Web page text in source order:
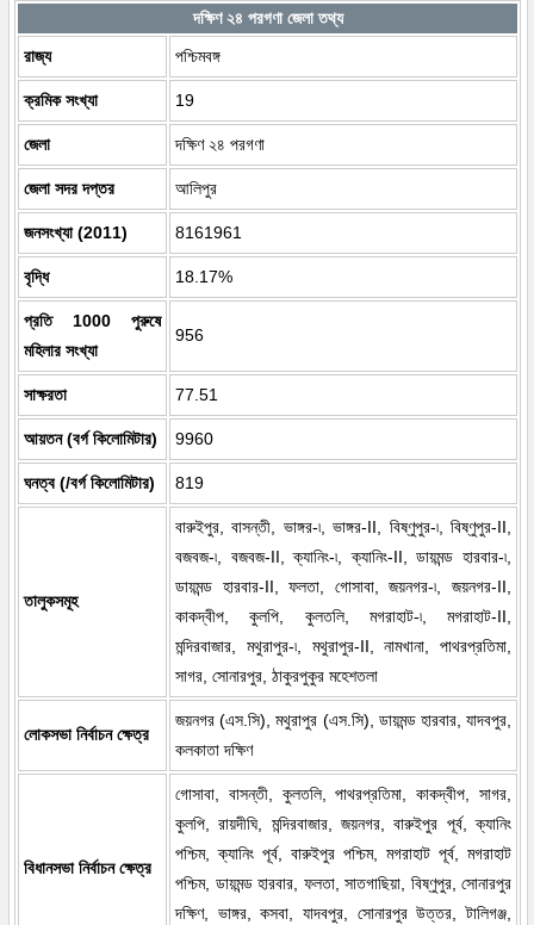
দক্ষিণ ২৪ পরগণা জেলা তথ্য
রাজ্য
পশ্চিমবঙ্গ
ক্রমিক সংখ্যা 19
জেলা দক্ষিণ ২৪ পরগণা
জেলা সদর দপ্তর আলিপুর
জনসংখ্যা (2011) 8161961
বৃদ্ধি 18.17%
প্রতি 1000 পুরুষে
মহিলার সংখ্যা
956
সাক্ষরতা 77.51
আয়তন (বর্গ কিলোমিটার) 9960
ঘনত্ব (/বর্গ কিলোমিটার) 819
তালুকসমূহ
বারুইপুর, বাসন্তী, ভাঙ্গর-৷, ভাঙ্গর-II, বিষ্ণুপুর-৷, বিষ্ণুপুর-II,
বজবজ-৷, বজবজ-II, ক্যানিং-৷, ক্যানিং-II, ডায়মন্ড হারবার-৷,
ডায়মন্ড হারবার-II, ফলতা, গোসাবা, জয়নগর-৷, জয়নগর-II,
কাকদ্বীপ, কুলপি, কুলতলি, মগরাহাট-৷, মগরাহাট-II,
মন্দিরবাজার, মথুরাপুর-৷, মথুরাপুর-II, নামখানা, পাথরপ্রতিমা,
সাগর, সোনারপুর, ঠাকুরপুকুর মহেশতলা
লোকসভা নির্বাচন ক্ষেত্র
জয়নগর (এস.সি), মথুরাপুর (এস.সি), ডায়মন্ড হারবার, যাদবপুর,
কলকাতা দক্ষিণ
বিধানসভা নির্বাচন ক্ষেত্র
গোসাবা, বাসন্তী, কুলতলি, পাথরপ্রতিমা, কাকদ্বীপ, সাগর,
কুলপি, রায়দীঘি, মন্দিরবাজার, জয়নগর, বারুইপুর পূর্ব, ক্যানিং
পশ্চিম, ক্যানিং পূর্ব, বারুইপুর পশ্চিম, মগরাহাট পূর্ব, মগরাহাট
পশ্চিম, ডায়মন্ড হারবার, ফলতা, সাতগাছিয়া, বিষ্ণুপুর, সোনারপুর
দক্ষিণ, ভাঙ্গর, কসবা, যাদবপুর, সোনারপুর উত্তর, টালিগঞ্জ,